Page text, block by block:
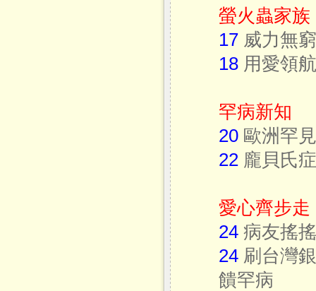
螢火蟲家族
17 威力無
18 用愛領
罕病新知
20 歐洲罕
22 龐貝氏
愛心齊步走
24 病友搖
24 刷台灣
饋罕病